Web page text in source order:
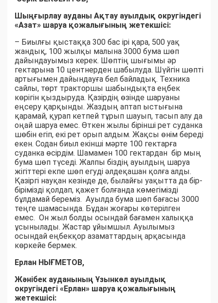
Шыңғырлау ауданы Ақтау ауылдық округіндегі
«Азат» шаруа қожалығының жетекшісі:
– Биылғы қыстаққа 300 бас ірі қара, 500 уақ
жандық, 100 жылқы малына 3000 бума шөп
дайындауымыз керек. Шөптің шығымы әр
гектарына 10 центнерден шабылуда. Шүйгін шөпті
артығымен дайындауға бел байладық. Техника
сайлы, төрт тракторшы шабындықта еңбек
көрігін қыздыруда. Қазірдің өзінде шаруаны
еңсеру қарқынды. Жаздың аптап ыстығына
қарамай, қурап кетпей тұрып шауып, тасып алу да
оңай шаруа емес. Өткен жылы бірінші рет суданка
шөбін егіп, екі рет орып алдым. Жақсы өнім береді
екен. Содан биыл екінші мәрте 100 гектарға
суданка өсірдім. Шамамен 100 гектардан бір мың
бума шөп түседі. Жалпы біздің ауылдың шаруа
жігіттері екпе шөп егуді әлдеқашан қолға алды.
Қазіргі науқан кезінде де, былайғы уақытта да бір-
бірімізді қолдап, қажет болғанда көмегімізді
бұлдамай береміз. Ауылда бума шөп бағасы 3000
теңге шамасында. Бұдан жоғары көтерілген
емес. Он жыл болды осындай бағамен халыққа
ұсынылады. Жастар ұйымшыл. Ауылымыз
осындай еңбекқор азаматтардың арқасында
көркейе бермек.
Ерлан НЫҒМЕТОВ,
Жәнібек ауданының Ұзынкөл ауылдық
округіндегі «Ерлан» шаруа қожалығының
жетекшісі: